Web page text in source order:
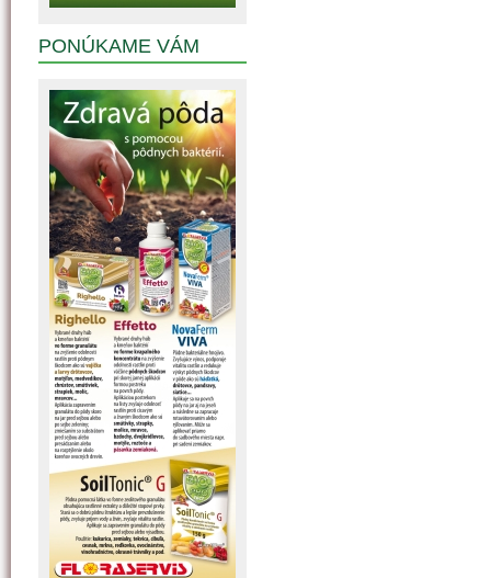
PONÚKAME VÁM